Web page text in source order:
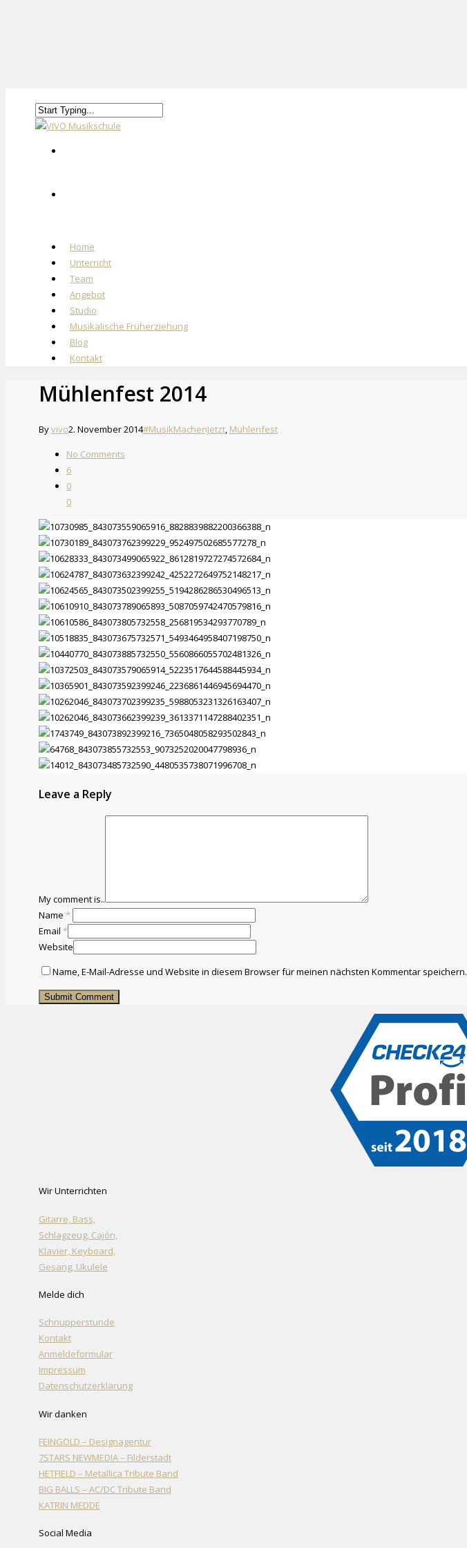
Home
Unterricht
Team
Angebot
Studio
Musikalische Früherziehung
Blog
Kontakt
Mühlenfest 2014
Byvivo2. November 2014#MusikMachenJetzt, Mühlenfest
No Comments
6
0
0
Leave a Reply
My comment is..
Name *
Email *
Website
Name, E-Mail-Adresse und Website in diesem Browser für meinen nächsten Kommentar speichern.
Wir Unterrichten
Gitarre, Bass,
Schlagzeug, Cajón,
Klavier, Keyboard,
Gesang, Ukulele
Melde dich
Schnupperstunde
Kontakt
Anmeldeformular
Impressum
Datenschutzerklärung
Wir danken
FEINGOLD – Designagentur
7STARS NEWMEDIA – Filderstadt
HETFIELD – Metallica Tribute Band
BIG BALLS – AC/DC Tribute Band
KATRIN MEDDE
Social Media